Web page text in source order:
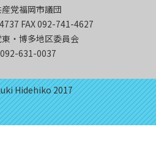
産党福岡市議団
FAX 092-741-4627
・博多地区委員会
631-0037
Hidehiko 2017